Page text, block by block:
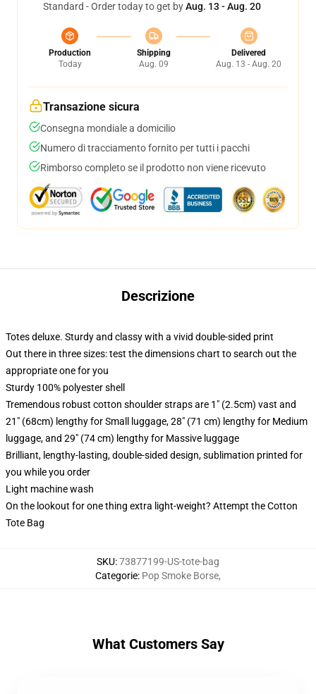
Standard - Order today to get byAug. 13 - Aug. 20
Production
Today
Shipping
Aug. 09
Delivered
Aug. 13 - Aug. 20
Transazione sicura
Consegna mondiale a domicilio
Numero di tracciamento fornito per tutti i pacchi
Rimborso completo se il prodotto non viene ricevuto
Descrizione
Totes deluxe. Sturdy and classy with a vivid double-sided print
Out there in three sizes: test the dimensions chart to search out the
appropriate one for you
Sturdy 100% polyester shell
Tremendous robust cotton shoulder straps are 1" (2.5cm) vast and
21" (68cm) lengthy for Small luggage, 28" (71 cm) lengthy for Medium
luggage, and 29" (74 cm) lengthy for Massive luggage
Brilliant, lengthy-lasting, double-sided design, sublimation printed for
you while you order
Light machine wash
On the lookout for one thing extra light-weight? Attempt the Cotton
Tote Bag
SKU:73877199-US-tote-bag
Categorie: Pop Smoke Borse,
What Customers Say